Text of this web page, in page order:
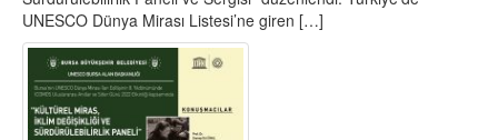
UNESCO Dünya Mirası Listesi’ne giren […]